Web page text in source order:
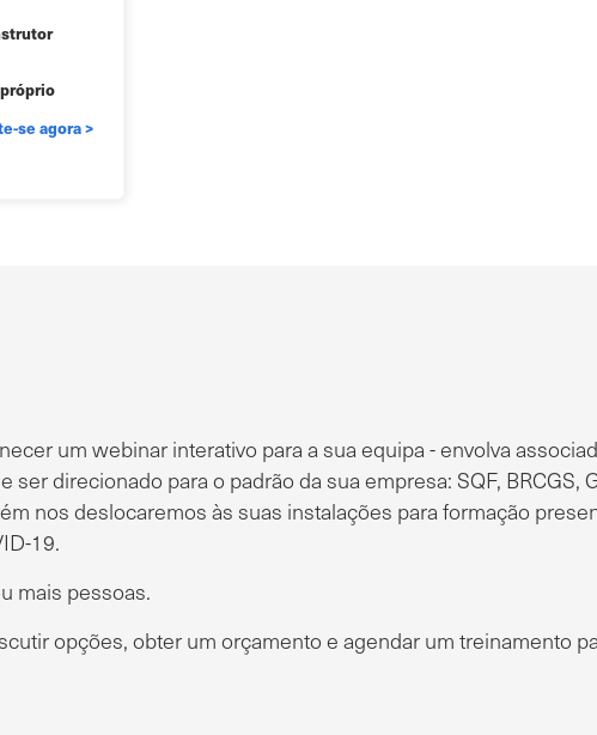
se agora >
um webinar interativo para a sua equipa - envolva
ser direcionado para o padrão da sua empresa: SQF, BRCGS,
nos deslocaremos às suas instalações para formação
19.
mais pessoas.
opções, obter um orçamento e agendar um treinamento